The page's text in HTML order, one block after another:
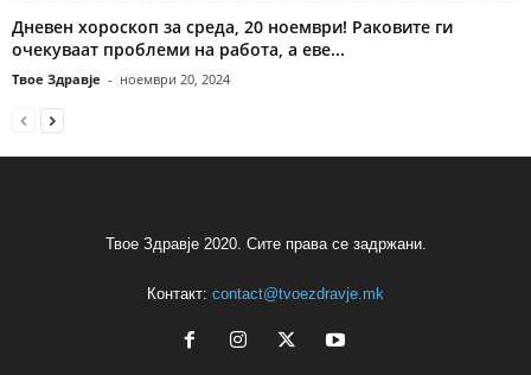
Дневен хороскоп за среда, 20 ноември! Раковите ги
очекуваат проблеми на работа, а еве...
Твое Здравје - ноември 20, 2024
Твое Здравје 2020. Сите права се задржани.
Контакт: contact@tvoezdravje.mk